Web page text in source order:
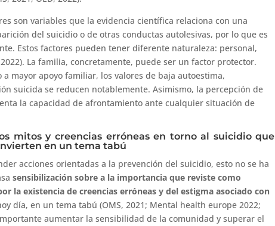
son variables que la evidencia científica relaciona con una
del suicidio o de otras conductas autolesivas, por lo que es
Estos factores pueden tener diferente naturaleza: personal,
La familia, concretamente, puede ser un factor protector.
mayor apoyo familiar, los valores de baja autoestima,
suicida se reducen notablemente. Asimismo, la percepción de
la capacidad de afrontamiento ante cualquier situación de
mitos y creencias erróneas en torno al suicidio que
en un tema tabú
acciones orientadas a la prevención del suicidio, esto no se ha
sensibilización sobre a la importancia que reviste como
la existencia de creencias erróneas y del estigma asociado con
día, en un tema tabú (OMS, 2021; Mental health europe 2022;
aumentar la sensibilidad de la comunidad y superar el